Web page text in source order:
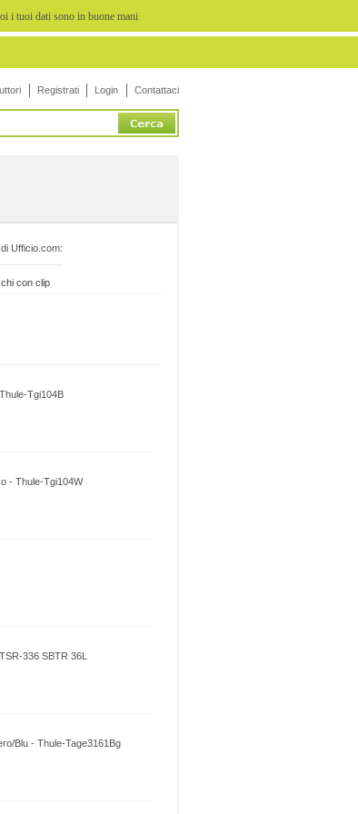
i tuoi dati sono in buone mani
Registrati Login Contattaci
Ufficio.com:
con clip
Tgi104B
- Thule-Tgi104W
336 SBTR 36L
Blu - Thule-Tage3161Bg